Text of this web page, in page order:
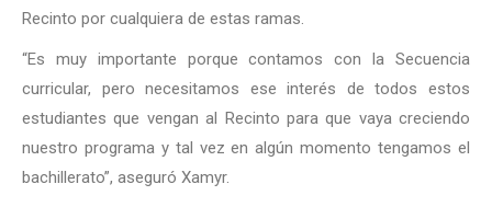
Recinto por cualquiera de estas ramas.
“Es muy importante porque contamos con la Secuencia
curricular, pero necesitamos ese interés de todos estos
estudiantes que vengan al Recinto para que vaya creciendo
nuestro programa y tal vez en algún momento tengamos el
bachillerato”, aseguró Xamyr.